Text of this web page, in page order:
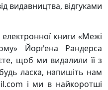
видавництва, відгуками
книги «Межі
Йорґена Рандерса
щоб ми видалили її з
ласка, напишіть нам
і ми в найкоротші